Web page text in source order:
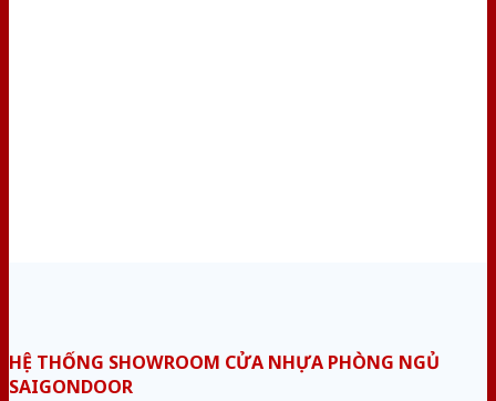
HỆ THỐNG SHOWROOM CỬA NHỰA PHÒNG NGỦ
SAIGONDOOR